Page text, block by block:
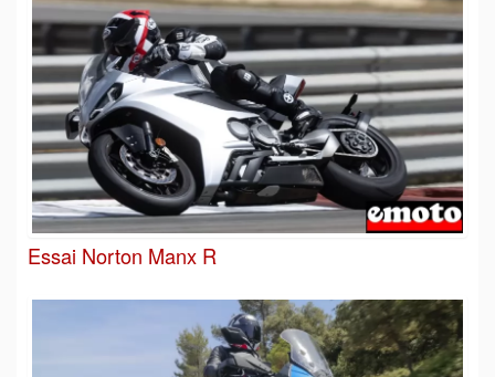
Essai Norton Manx R